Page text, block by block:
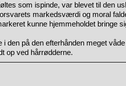
som ispinde, var blevet til den
markedsværdi og moral
kunne hjemmeholdet bringe
i den på den efterhånden meget
op ved hårrødderne.